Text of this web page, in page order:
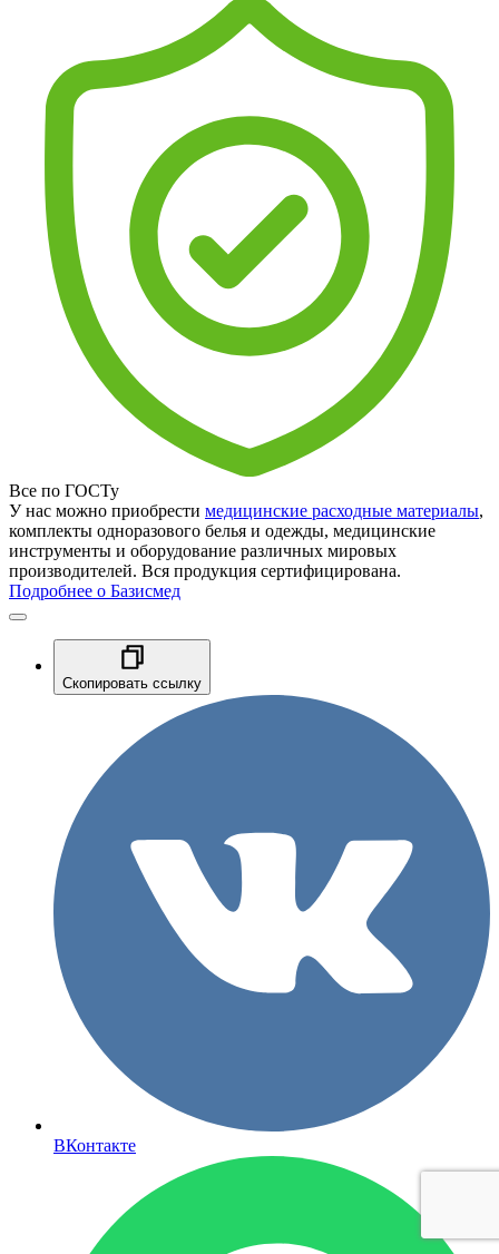
Все по ГОСТу
У нас можно приобрести медицинские расходные материалы,
комплекты одноразового белья и одежды, медицинские
инструменты и оборудование различных мировых
производителей. Вся продукция сертифицирована.
Подробнее о Базисмед
Скопировать ссылку
ВКонтакте